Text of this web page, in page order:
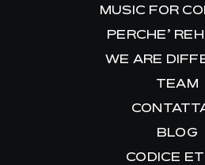
MUSIC FOR
PERCHE’
WE ARE
TEAM
BLOG
CODICE